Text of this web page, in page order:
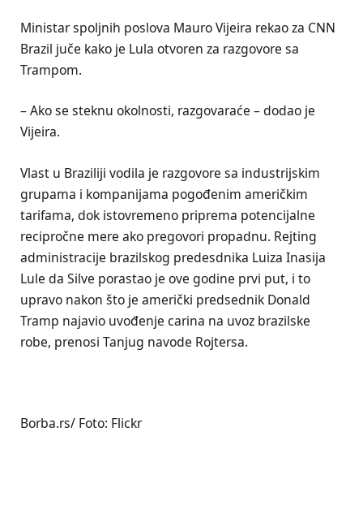
Ministar spoljnih poslova Mauro Vijeira rekao za CNN
Brazil juče kako je Lula otvoren za razgovore sa
Trampom.
– Ako se steknu okolnosti, razgovaraće – dodao je
Vijeira.
Vlast u Braziliji vodila je razgovore sa industrijskim
grupama i kompanijama pogođenim američkim
tarifama, dok istovremeno priprema potencijalne
recipročne mere ako pregovori propadnu. Rejting
administracije brazilskog predesdnika Luiza Inasija
Lule da Silve porastao je ove godine prvi put, i to
upravo nakon što je američki predsednik Donald
Tramp najavio uvođenje carina na uvoz brazilske
robe, prenosi Tanjug navode Rojtersa.
Borba.rs/ Foto: Flickr